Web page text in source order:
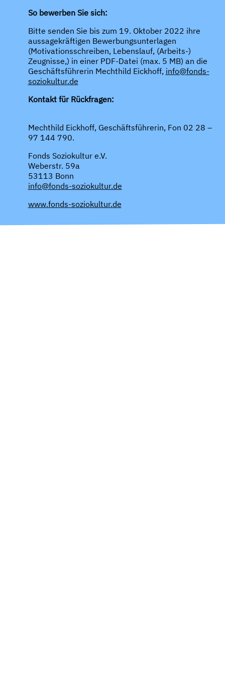
So bewerben Sie sich:
Bitte senden Sie bis zum 19. Oktober 2022 ihre
aussagekräftigen Bewerbungsunterlagen
(Motivationsschreiben, Lebenslauf, (Arbeits-)
Zeugnisse,) in einer PDF-Datei (max. 5 MB) an die
Geschäftsführerin Mechthild Eickhoff, info@fonds-
soziokultur.de
Kontakt für Rückfragen:
Mechthild Eickhoff, Geschäftsführerin, Fon 02 28 –
97 144 790.
Fonds Soziokultur e.V.
Weberstr. 59a
53113 Bonn
info@fonds-soziokultur.de
www.fonds-soziokultur.de